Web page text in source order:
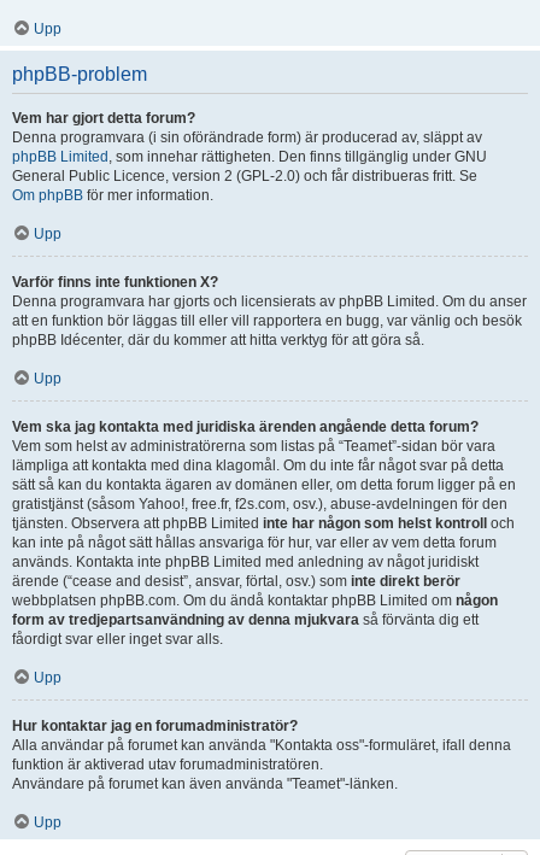
Upp
phpBB-problem
Vem har gjort detta forum?
Denna programvara (i sin oförändrade form) är producerad av, släppt av
phpBB Limited , som innehar rättigheten. Den finns tillgänglig under GNU
General Public Licence, version 2 (GPL-2.0) och får distribueras fritt. Se
Om phpBB för mer information.
Upp
Varför finns inte funktionen X?
Denna programvara har gjorts och licensierats av phpBB Limited. Om du anser
att en funktion bör läggas till eller vill rapportera en bugg, var vänlig och besök
phpBB Idécenter, där du kommer att hitta verktyg för att göra så.
Upp
Vem ska jag kontakta med juridiska ärenden angående detta forum?
Vem som helst av administratörerna som listas på “Teamet”-sidan bör vara
lämpliga att kontakta med dina klagomål. Om du inte får något svar på detta
sätt så kan du kontakta ägaren av domänen eller, om detta forum ligger på en
gratistjänst (såsom Yahoo!, free.fr, f2s.com, osv.), abuse-avdelningen för den
tjänsten. Observera att phpBB Limited inte har någon som helst kontroll
och
kan inte på något sätt hållas ansvariga för hur, var eller av vem detta forum
används. Kontakta inte phpBB Limited med anledning av något juridiskt
ärende (“cease and desist”, ansvar, förtal, osv.) som inte direkt berör
webbplatsen phpBB.com. Om du ändå kontaktar phpBB Limited om någon
form av tredjepartsanvändning av denna mjukvara så förvänta dig ett
fåordigt svar eller inget svar alls.
Upp
Hur kontaktar jag en forumadministratör?
Alla användar på forumet kan använda "Kontakta oss"-formuläret, ifall denna
funktion är aktiverad utav forumadministratören.
Användare på forumet kan även använda "Teamet"-länken.
Upp